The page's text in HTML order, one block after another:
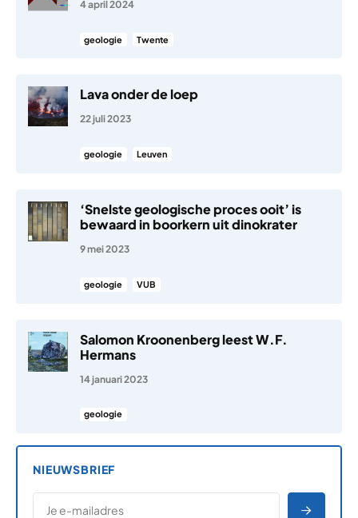
4 april 2024
geologie Twente
Lava onder de loep
22 juli 2023
geologie Leuven
‘Snelste geologische proces ooit’ is
bewaard in boorkern uit dinokrater
9 mei 2023
geologie VUB
Salomon Kroonenberg leest W.F.
Hermans
14 januari 2023
geologie
NIEUWSBRIEF
E-MAILADRES
*